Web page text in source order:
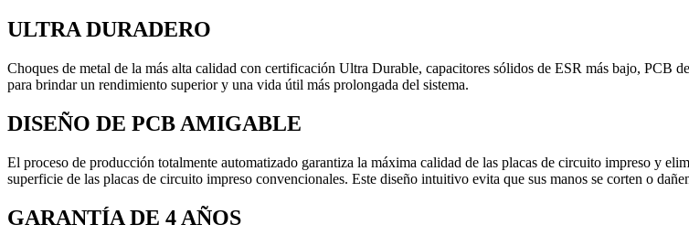
ULTRA DURADERO
Choques de metal de la más alta calidad con certificación Ultra Durable, capacitores sólidos de ESR más bajo, PCB
para brindar un rendimiento superior y una vida útil más prolongada del sistema.
DISEÑO DE PCB AMIGABLE
El proceso de producción totalmente automatizado garantiza la máxima calidad de las placas de circuito impreso y
superficie de las placas de circuito impreso convencionales. Este diseño intuitivo evita que sus manos se corten o
GARANTÍA DE 4 AÑOS